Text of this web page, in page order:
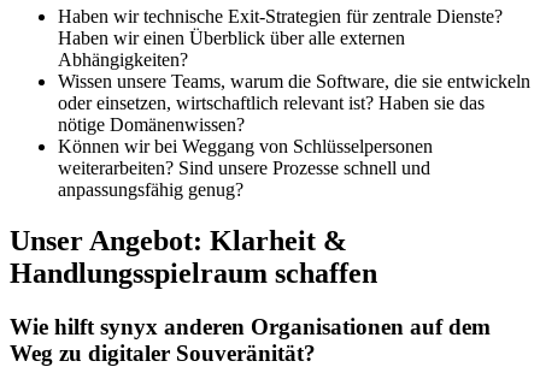
Haben wir technische Exit-Strategien für zentrale Dienste?
Haben wir einen Überblick über alle externen
Abhängigkeiten?
Wissen unsere Teams, warum die Software, die sie entwickeln
oder einsetzen, wirtschaftlich relevant ist? Haben sie das
nötige Domänenwissen?
Können wir bei Weggang von Schlüsselpersonen
weiterarbeiten? Sind unsere Prozesse schnell und
anpassungsfähig genug?
Unser Angebot: Klarheit &
Handlungsspielraum schaffen
Wie hilft synyx anderen Organisationen auf dem
Weg zu digitaler Souveränität?